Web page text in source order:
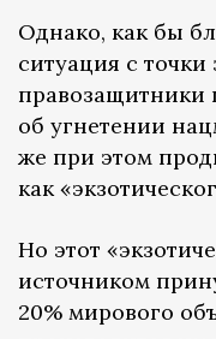
Однако, как бы
ситуация с точки
правозащитники
об угнетении
же при этом
как
Но этот
источником
20% мирового